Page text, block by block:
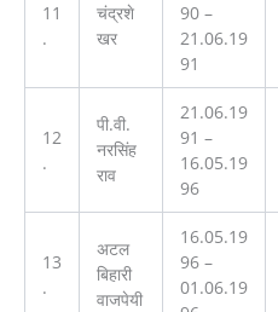
11
.
चंद्रशे
खर
90 –
21.06.19
91
12
.
पी.वी.
नरसिंह
राव
21.06.19
91 –
16.05.19
96
13
.
अटल
बिहारी
वाजपेयी
16.05.19
96 –
01.06.19